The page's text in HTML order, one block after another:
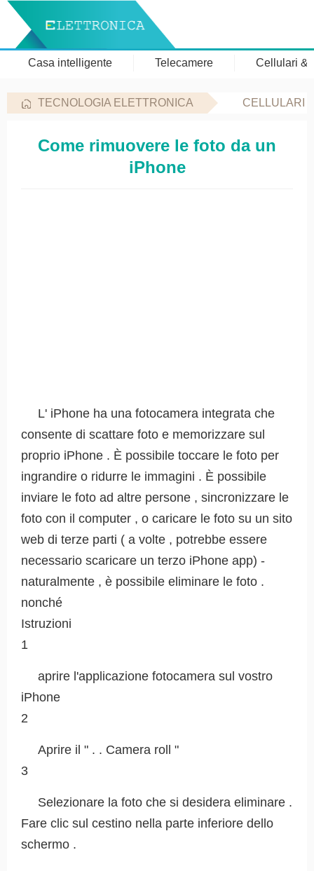
Casa intelligente Telecamere Cellulari &
TECNOLOGIA ELETTRONICA CELLULARI
Come rimuovere le foto da un
iPhone
L' iPhone ha una fotocamera integrata che
consente di scattare foto e memorizzare sul
proprio iPhone . È possibile toccare le foto per
ingrandire o ridurre le immagini . È possibile
inviare le foto ad altre persone , sincronizzare le
foto con il computer , o caricare le foto su un sito
web di terze parti ( a volte , potrebbe essere
necessario scaricare un terzo iPhone app) -
naturalmente , è possibile eliminare le foto .
nonché
Istruzioni
1
aprire l'applicazione fotocamera sul vostro
iPhone
2
Aprire il " . . Camera roll "
3
Selezionare la foto che si desidera eliminare .
Fare clic sul cestino nella parte inferiore dello
schermo .